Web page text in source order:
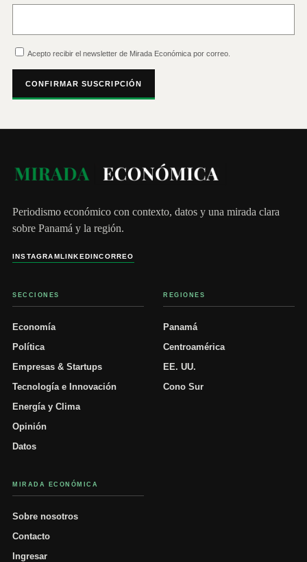
Acepto recibir el newsletter de Mirada Económica por correo.
CONFIRMAR SUSCRIPCIÓN
Periodismo económico con contexto, datos y una mirada clara
sobre Panamá y la región.
INSTAGRAM LINKEDINCORREO
SECCIONES
Economía
Política
Empresas & Startups
Tecnología e Innovación
Energía y Clima
Opinión
Datos
REGIONES
Panamá
Centroamérica
EE. UU.
Cono Sur
MIRADA ECONÓMICA
Sobre nosotros
Contacto
Ingresar